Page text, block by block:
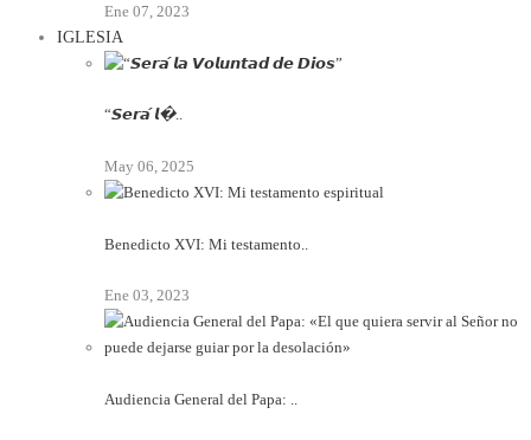
Ene 07, 2023
IGLESIA
“𝙎𝙚𝙧𝙖́ 𝙡�..
May 06, 2025
Benedicto XVI: Mi testamento..
Ene 03, 2023
Audiencia General del Papa: ..